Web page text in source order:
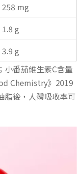
258 mg
1.8 g
3.9 g
小番茄維生素C含量
Chemistry》2019
脂後，人體吸收率可